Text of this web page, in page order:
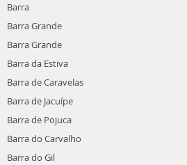
Barra
Barra Grande
Barra Grande
Barra da Estiva
Barra de Caravelas
Barra de Jacuípe
Barra de Pojuca
Barra do Carvalho
Barra do Gil